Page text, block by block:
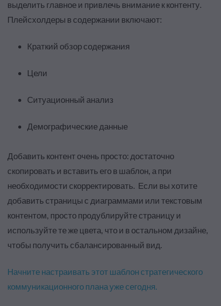
выделить главное и привлечь внимание к контенту.
Плейсхолдеры в содержании включают:
Краткий обзор содержания
Цели
Ситуационный анализ
Демографические данные
Добавить контент очень просто: достаточно
скопировать и вставить его в шаблон, а при
необходимости скорректировать. Если вы хотите
добавить страницы с диаграммами или текстовым
контентом, просто продублируйте страницу и
используйте те же цвета, что и в остальном дизайне,
чтобы получить сбалансированный вид.
Начните настраивать этот шаблон стратегического
коммуникационного плана уже сегодня.